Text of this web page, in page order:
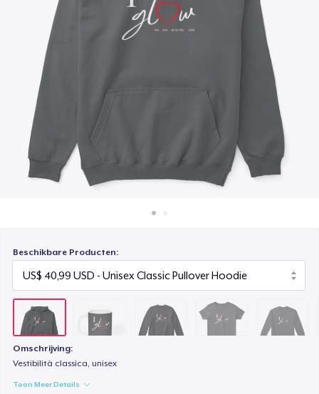
Verkoop overal
Beschikbare Producten:
Omschrijving:
Vestibilità classica, unisex
Toon Meer Details
Unisex Classic Crewneck Sweatshirt
Classic Long Sleeve Tee
US$ 30,99
Next Level 3600 | Premium Ring-Spun Cotton T-Shirt